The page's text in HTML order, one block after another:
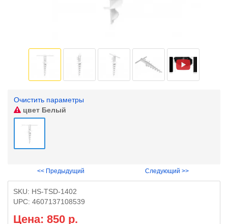
Очистить параметры
цвет Белый
<< Предыдущий Следующий >>
SKU: HS-TSD-1402
UPC: 4607137108539
Цена: 850 р.